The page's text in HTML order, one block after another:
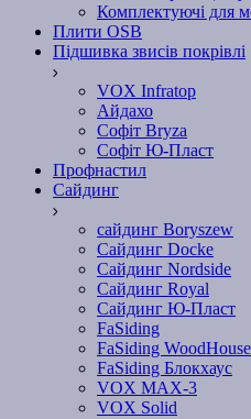
Комплектуючі для
Плити OSB
Підшивка звисів покрівлі
VOX Infratop
Айдахо
Софiт Bryza
Софiт Ю-Пласт
Профнастил
Сайдинг
сайдинг Boryszew
Сайдинг Docke
Сайдинг Nordside
Сайдинг Royal
Сайдинг Ю-Пласт
FaSiding
FaSiding WoodHouse
FaSiding Блокхаус
VOX MAX-3
VOX Solid